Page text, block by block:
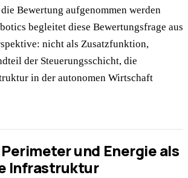
Bewertung aufgenommen werden
begleitet diese Bewertungsfrage aus
nicht als Zusatzfunktion,
der Steuerungsschicht, die
in der autonomen Wirtschaft
und Energie als
Infrastruktur